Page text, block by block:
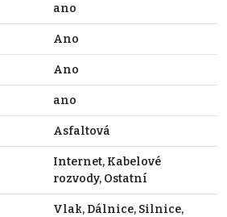
ano
Ano
Ano
ano
Asfaltová
Internet, Kabelové
rozvody, Ostatní
Vlak, Dálnice, Silnice,